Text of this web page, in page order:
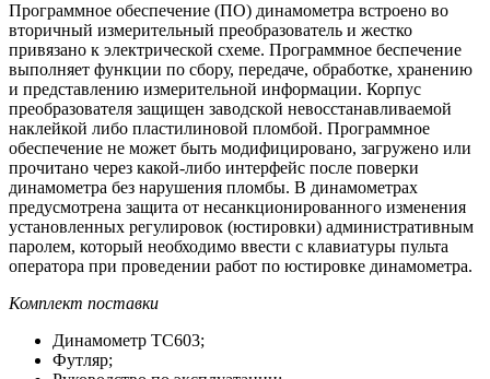
Программное обеспечение (ПО) динамометра встроено во
вторичный измерительный преобразователь и жестко
привязано к электрической схеме. Программное беспечение
выполняет функции по сбору, передаче, обработке, хранению
и представлению измерительной информации. Корпус
преобразователя защищен заводской невосстанавливаемой
наклейкой либо пластилиновой пломбой. Программное
обеспечение не может быть модифицировано, загружено или
прочитано через какой-либо интерфейс после поверки
динамометра без нарушения пломбы. В динамометрах
предусмотрена защита от несанкционированного изменения
установленных регулировок (юстировки) административным
паролем, который необходимо ввести с клавиатуры пульта
оператора при проведении работ по юстировке динамометра.
Комплект поставки
Динамометр ТС603;
Футляр;